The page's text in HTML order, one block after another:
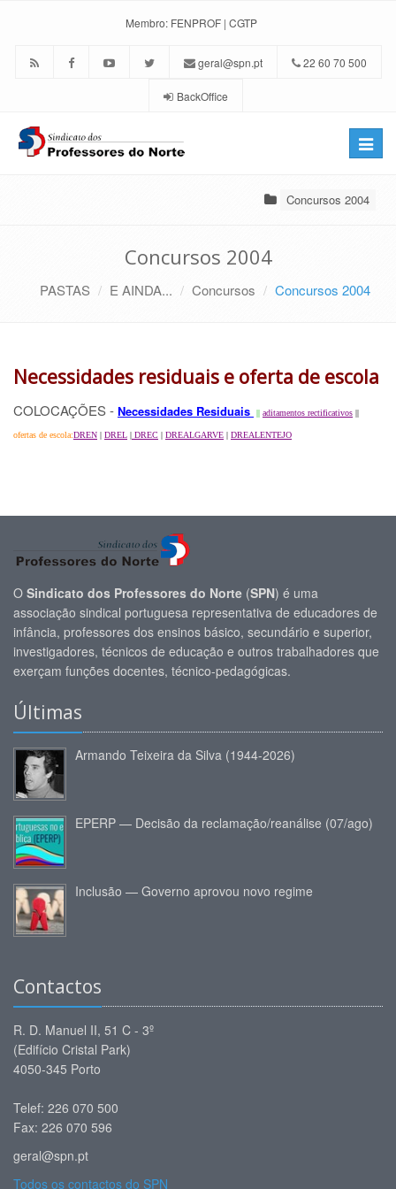
Membro: FENPROF | CGTP
geral@spn.pt 22 60 70 500
BackOffice
Toggle
Concursos 2004
Concursos 2004
PASTAS E AINDA... Concursos Concursos 2004
Necessidades residuais e oferta de escola
COLOCAÇÕES - Necessidades Residuais || aditamentos rectificativos ||
ofertas de escola:DREN | DREL | DREC | DREALGARVE | DREALENTEJO
O Sindicato dos Professores do Norte (SPN) é uma
associação sindical portuguesa representativa de educadores de
infância, professores dos ensinos básico, secundário e superior,
investigadores, técnicos de educação e outros trabalhadores que
exerçam funções docentes, técnico-pedagógicas.
Últimas
Armando Teixeira da Silva (1944-2026)
EPERP — Decisão da reclamação/reanálise (07/ago)
Inclusão — Governo aprovou novo regime
Contactos
R. D. Manuel II, 51 C - 3º
(Edifício Cristal Park)
4050-345 Porto
Telef: 226 070 500
Fax: 226 070 596
geral@spn.pt
Todos os contactos do SPN